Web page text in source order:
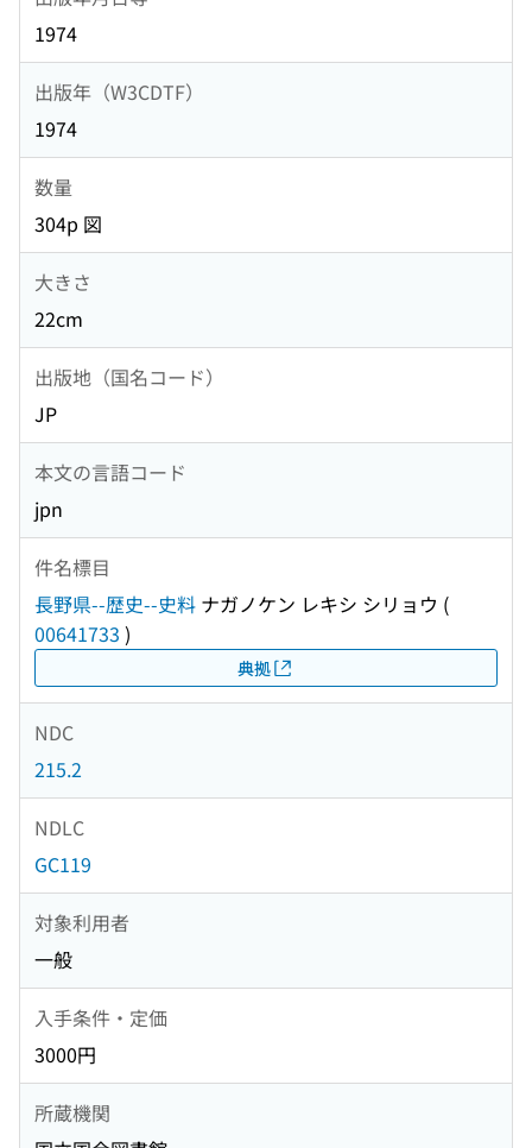
1974
出版年（W3CDTF）
1974
数量
304p 図
大きさ
22cm
出版地（国名コード）
JP
本文の言語コード
jpn
件名標目
長野県--歴史--史料 ナガノケン レキシ シリョウ (
00641733 )
典拠
NDC
215.2
NDLC
GC119
対象利用者
一般
入手条件・定価
3000円
所蔵機関